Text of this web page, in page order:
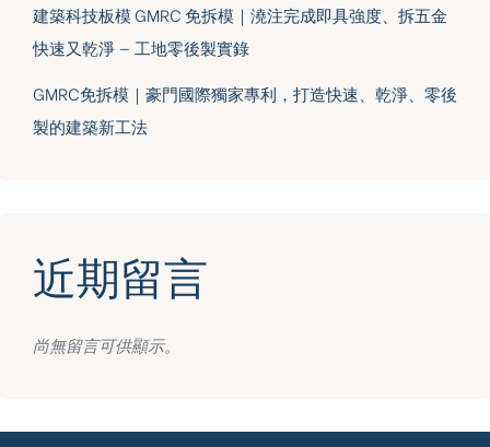
建築科技板模 GMRC 免拆模｜澆注完成即具強度、拆五金
快速又乾淨 — 工地零後製實錄
GMRC免拆模｜豪門國際獨家專利，打造快速、乾淨、零後
製的建築新工法
近期留言
尚無留言可供顯示。